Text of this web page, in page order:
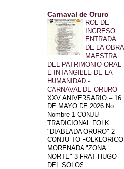
Carnaval de Oruro
ROL DE
INGRESO
ENTRADA
DE LA OBRA
MAESTRA
DEL PATRIMONIO ORAL
E INTANGIBLE DE LA
HUMANIDAD -
CARNAVAL DE ORURO -
XXV ANIVERSARIO – 16
DE MAYO DE 2026 No
Nombre 1 CONJU
TRADICIONAL FOLK
"DIABLADA ORURO" 2
CONJU TO FOLKLORICO
MORENADA "ZONA
NORTE" 3 FRAT HUGO
DEL SOLOS...